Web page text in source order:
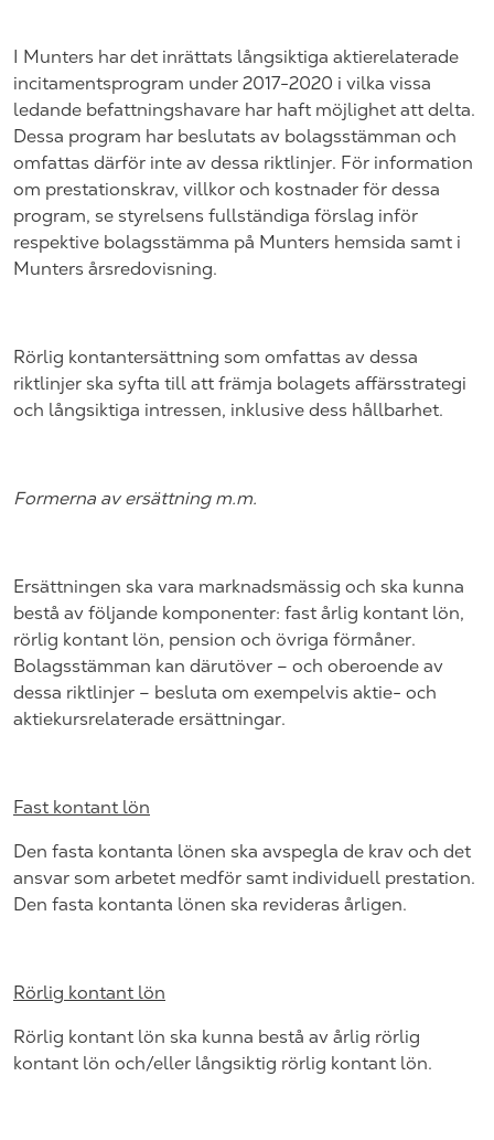
I Munters har det inrättats långsiktiga aktierelaterade
incitamentsprogram under 2017-2020 i vilka vissa
ledande befattningshavare har haft möjlighet att delta.
Dessa program har beslutats av bolagsstämman och
omfattas därför inte av dessa riktlinjer. För information
om prestationskrav, villkor och kostnader för dessa
program, se styrelsens fullständiga förslag inför
respektive bolagsstämma på Munters hemsida samt i
Munters årsredovisning.
Rörlig kontantersättning som omfattas av dessa
riktlinjer ska syfta till att främja bolagets affärsstrategi
och långsiktiga intressen, inklusive dess hållbarhet.
Formerna av ersättning m.m.
Ersättningen ska vara marknadsmässig och ska kunna
bestå av följande komponenter: fast årlig kontant lön,
rörlig kontant lön, pension och övriga förmåner.
Bolagsstämman kan därutöver – och oberoende av
dessa riktlinjer – besluta om exempelvis aktie- och
aktiekursrelaterade ersättningar.
Fast kontant lön
Den fasta kontanta lönen ska avspegla de krav och det
ansvar som arbetet medför samt individuell prestation.
Den fasta kontanta lönen ska revideras årligen.
Rörlig kontant lön
Rörlig kontant lön ska kunna bestå av årlig rörlig
kontant lön och/eller långsiktig rörlig kontant lön.